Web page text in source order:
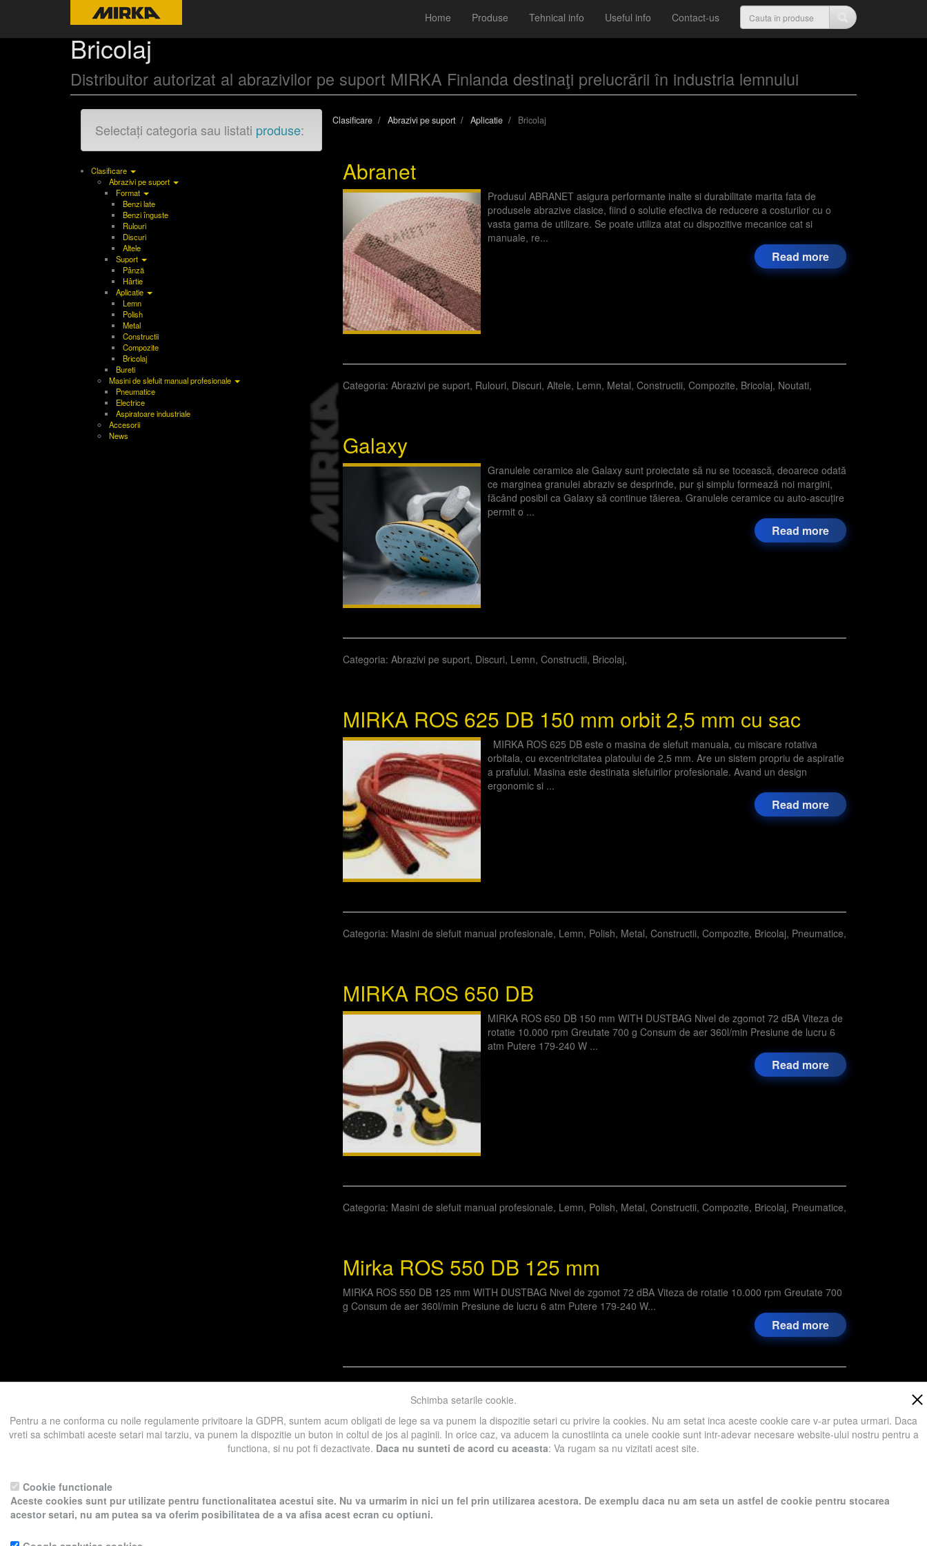
Home Produse Tehnical info Useful info Contact-us
Bricolaj
Distribuitor autorizat al abrazivilor pe suport MIRKA Finlanda destinaţi prelucrării în industria lemnului
Selectați categoria sau listati produse:
Clasificare
Abrazivi pe suport
Format
Benzi late
Benzi înguste
Rulouri
Discuri
Altele
Suport
Pânză
Hârtie
Aplicatie
Lemn
Polish
Metal
Constructii
Compozite
Bricolaj
Bureti
Masini de slefuit manual profesionale
Pneumatice
Electrice
Aspiratoare industriale
Accesorii
News
Clasificare Abrazivi pe suport Aplicatie Bricolaj
Abranet
Produsul ABRANET asigura performante inalte si durabilitate marita fata de
produsele abrazive clasice, fiind o solutie efectiva de reducere a costurilor cu o
vasta gama de utilizare. Se poate utiliza atat cu dispozitive mecanice cat si
manuale, re...
Read more
Categoria: Abrazivi pe suport, Rulouri, Discuri, Altele, Lemn, Metal, Constructii, Compozite, Bricolaj, Noutati,
Galaxy
Granulele ceramice ale Galaxy sunt proiectate să nu se tocească, deoarece odată
ce marginea granulei abraziv se desprinde, pur și simplu formează noi margini,
făcând posibil ca Galaxy să continue tăierea. Granulele ceramice cu auto-ascuțire
permit o ...
Read more
Categoria: Abrazivi pe suport, Discuri, Lemn, Constructii, Bricolaj,
MIRKA ROS 625 DB 150 mm orbit 2,5 mm cu sac
MIRKA ROS 625 DB este o masina de slefuit manuala, cu miscare rotativa
orbitala, cu excentricitatea platoului de 2,5 mm. Are un sistem propriu de aspiratie
a prafului. Masina este destinata slefuirilor profesionale. Avand un design
ergonomic si ...
Read more
Categoria: Masini de slefuit manual profesionale, Lemn, Polish, Metal, Constructii, Compozite, Bricolaj, Pneumatice,
MIRKA ROS 650 DB
MIRKA ROS 650 DB 150 mm WITH DUSTBAG Nivel de zgomot 72 dBA Viteza de
rotatie 10.000 rpm Greutate 700 g Consum de aer 360l/min Presiune de lucru 6
atm Putere 179-240 W ...
Read more
Categoria: Masini de slefuit manual profesionale, Lemn, Polish, Metal, Constructii, Compozite, Bricolaj, Pneumatice,
Mirka ROS 550 DB 125 mm
MIRKA ROS 550 DB 125 mm WITH DUSTBAG Nivel de zgomot 72 dBA Viteza de rotatie 10.000 rpm Greutate 700
g Consum de aer 360l/min Presiune de lucru 6 atm Putere 179-240 W...
Read more
Schimba setarile cookie.
Pentru a ne conforma cu noile regulamente privitoare la GDPR, suntem acum obligati de lege sa va punem la dispozitie setari cu privire la cookies. Nu am setat inca aceste cookie care v-ar putea urmari. Daca
vreti sa schimbati aceste setari mai tarziu, va punem la dispozitie un buton in coltul de jos al paginii. In orice caz, va aducem la cunostiinta ca unele cookie sunt intr-adevar necesare website-ului nostru pentru a
functiona, si nu pot fi dezactivate. Daca nu sunteti de acord cu aceasta: Va rugam sa nu vizitati acest site.
Cookie functionale
Aceste cookies sunt pur utilizate pentru functionalitatea acestui site. Nu va urmarim in nici un fel prin utilizarea acestora. De exemplu daca nu am seta un astfel de cookie pentru stocarea
acestor setari, nu am putea sa va oferim posibilitatea de a va afisa acest ecran cu optiuni.